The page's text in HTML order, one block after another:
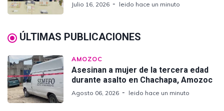
Julio 16, 2026 leido hace un minuto
ÚLTIMAS PUBLICACIONES
AMOZOC
Asesinan a mujer de la tercera edad
durante asalto en Chachapa, Amozoc
Agosto 06, 2026 leido hace un minuto